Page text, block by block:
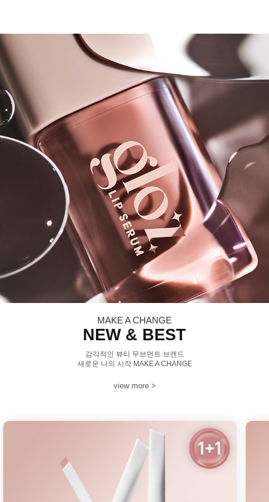
MAKE A CHANGE
NEW & BEST
감각적인 뷰티 무브먼트 브랜드
새로운 나의 시작 MAKE A CHANGE
view more >